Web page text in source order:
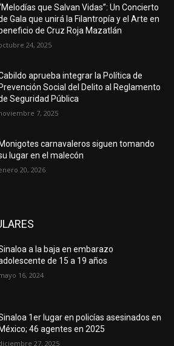
que Salvan Vidas”: Un Concierto
Gala que unirá la Filantropía y el Arte en
beneficio de Cruz Roja Mazatlán
24, 2025
aprueba integrar la Política de
Prevención Social del Delito al Reglamento
Seguridad Pública
7, 2025
Monigotes carnavaleros siguen tomando
lugar en el malecón
20, 2026
a la baja en embarazo
de 15 a 19 años
16, 2024
1er lugar en policías asesinados en
México; 46 agentes en 2025
27, 2025